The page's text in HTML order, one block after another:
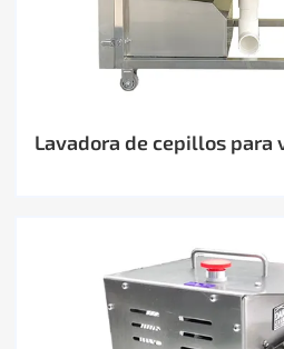
Lavadora de cepillos para